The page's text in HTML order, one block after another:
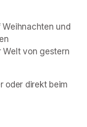
und
Welt von gestern
oder direkt beim